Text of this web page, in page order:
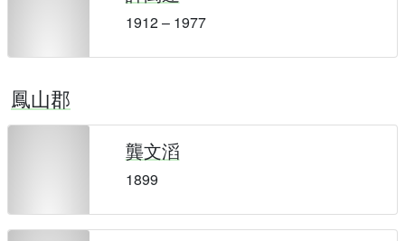
1912 – 1977
鳳山郡
龔文滔
1899